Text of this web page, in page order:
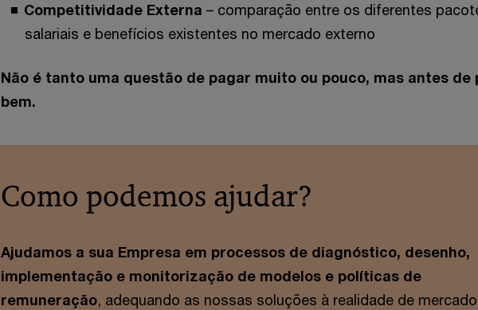
Competitividade Externa – comparação entre os diferentes
salariais e benefícios existentes no mercado externo
Não é tanto uma questão de pagar muito ou pouco, mas antes de
bem.
Como podemos ajudar?
Ajudamos a sua Empresa em processos de diagnóstico, desenho,
implementação e monitorização de modelos e políticas de
remuneração, adequando as nossas soluções à realidade de